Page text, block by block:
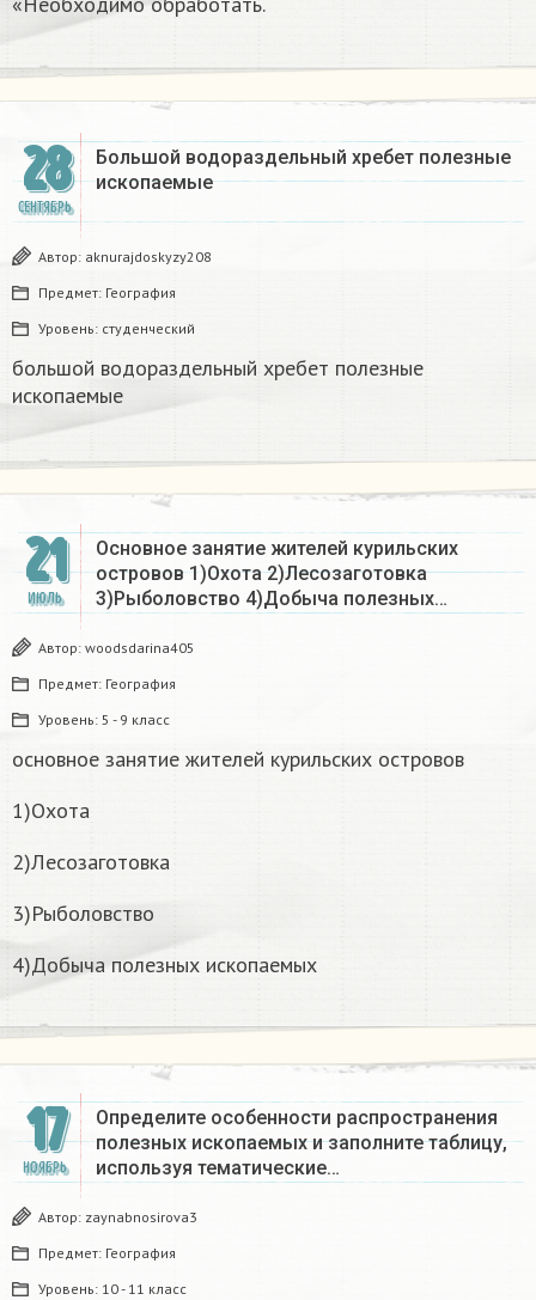
28
СЕНТЯБРЬ
Большой водораздельный хребет полезные
ископаемые​
Автор: aknurajdoskyzy208
Предмет: География
Уровень: студенческий
большой водораздельный хребет полезные
ископаемые​
21
ИЮЛЬ
Основное занятие жителей курильских
островов 1)Охота 2)Лесозаготовка
3)Рыболовство 4)Добыча полезных…
Автор: woodsdarina405
Предмет: География
Уровень: 5 - 9 класс
основное занятие жителей курильских островов
1)Охота
2)Лесозаготовка
3)Рыболовство
4)Добыча полезных ископаемых
17
НОЯБРЬ
Определите особенности распространения
полезных ископаемых и заполните таблицу,
используя тематические…
Автор: zaynabnosirova3
Предмет: География
Уровень: 10 - 11 класс